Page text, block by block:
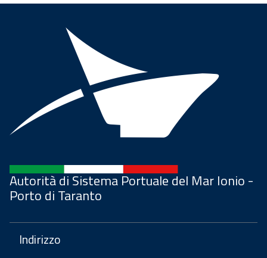
Autorità di Sistema Portuale del Mar Ionio -
Porto di Taranto
Indirizzo